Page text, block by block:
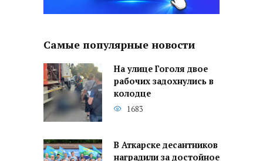
Самые популярные новости
На улице Гоголя двое
рабочих задохнулись в
колодце
1683
В Аткарске десантников
наградили за достойное